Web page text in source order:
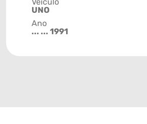
Veículo
UNO
Ano
... ... 1991